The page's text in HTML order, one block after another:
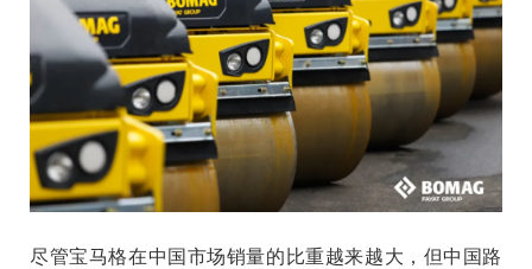
尽管宝马格在中国市场销量的比重越来越大，但中国路